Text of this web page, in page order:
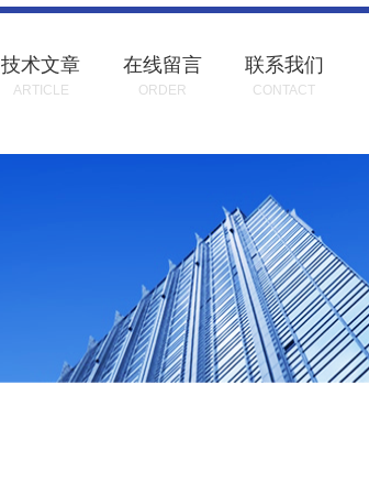
技术文章
ARTICLE
在线留言
ORDER
联系我们
CONTACT